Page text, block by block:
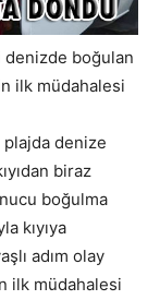
boğulan
ilk müdahalesi
plajda denize
biraz
boğulma
kıyıya
adım olay
ilk müdahalesi